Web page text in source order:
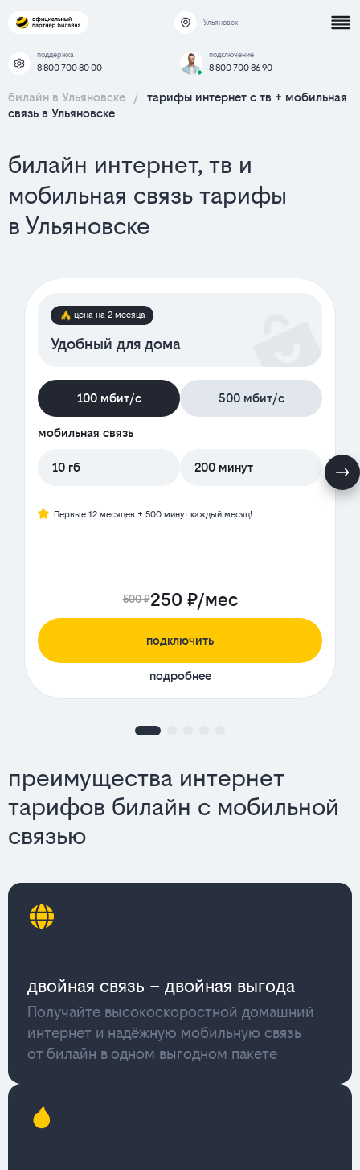
Ульяновск
поддержка
8 800 700 80 00
подключение
8 800 700 86 90
билайн в Ульяновске /
тарифы интернет c тв + мобильная
связь в Ульяновске
билайн интернет, тв и
мобильная связь тарифы
в Ульяновске
цена на 2 месяца
Удобный для дома
100 мбит/с 500 мбит/с
мобильная связь
10 гб 200 минут
Первые 12 месяцев + 500 минут каждый месяц!
500 ₽250 ₽/мес
подключить
подробнее
преимущества интернет
тарифов билайн с мобильной
связью
двойная связь – двойная выгода
Получайте высокоскоростной домашний
интернет и надёжную мобильную связь
от билайн в одном выгодном пакете